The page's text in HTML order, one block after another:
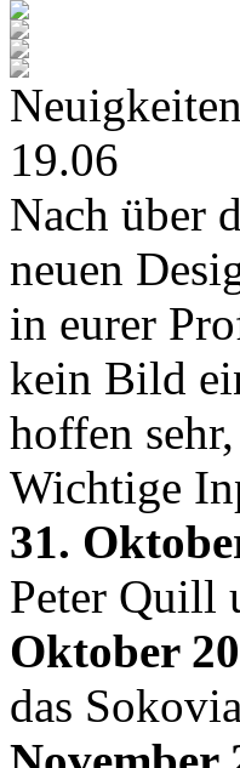
Neuigkeiten
19.06
Nach über
neuen
in eurer
kein Bild
hoffen
Wichtige
31.
Peter Quill
Oktober
das